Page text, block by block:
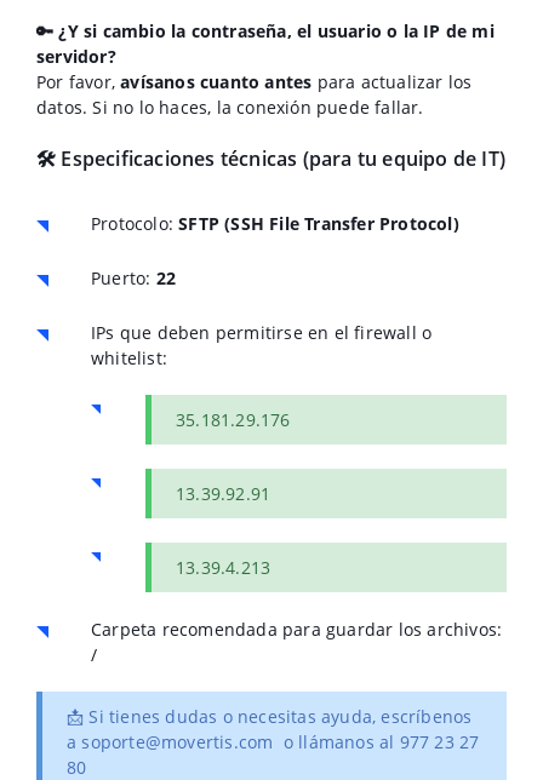
🔑 ¿Y si cambio la contraseña, el usuario o la IP de mi
servidor?
Por favor,avísanos cuanto antes para actualizar los
datos. Si no lo haces, la conexión puede fallar.
🛠 Especificaciones técnicas (para tu equipo de IT)
Protocolo:SFTP (SSH File Transfer Protocol)
Puerto: 22
IPs que deben permitirse en el firewall o
whitelist:
35.181.29.176
13.39.92.91
13.39.4.213
Carpeta recomendada para guardar los archivos:
/
📩 Si tienes dudas o necesitas ayuda, escríbenos
a soporte@movertis.com o llámanos al 977 23 27
80